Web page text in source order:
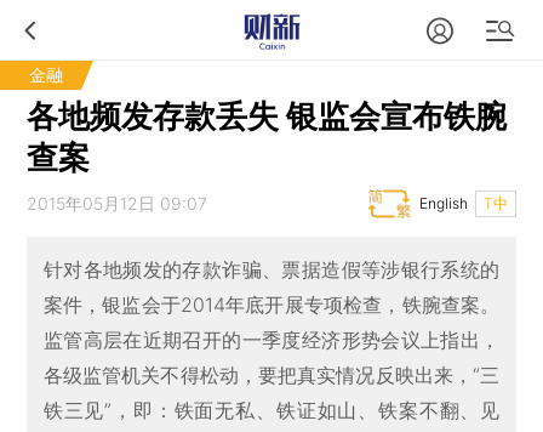
金融
各地频发存款丢失 银监会宣布铁腕
查案
2015年05月12日 09:07 T中
English
针对各地频发的存款诈骗、票据造假等涉银行系统的
案件，银监会于2014年底开展专项检查，铁腕查案。
监管高层在近期召开的一季度经济形势会议上指出，
各级监管机关不得松动，要把真实情况反映出来，“三
铁三见”，即：铁面无私、铁证如山、铁案不翻、见